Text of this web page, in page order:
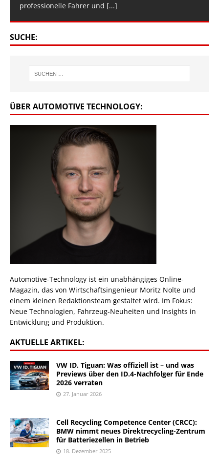
professionelle Fahrer und [...]
SUCHE:
ÜBER AUTOMOTIVE TECHNOLOGY:
Automotive-Technology ist ein unabhängiges Online-
Magazin, das von Wirtschaftsingenieur Moritz Nolte und
einem kleinen Redaktionsteam gestaltet wird. Im Fokus:
Neue Technologien, Fahrzeug-Neuheiten und Insights in
Entwicklung und Produktion.
AKTUELLE ARTIKEL:
VW ID. Tiguan: Was offiziell ist – und was
Previews über den ID.4-Nachfolger für Ende
2026 verraten
27. Januar 2026
Cell Recycling Competence Center (CRCC):
BMW nimmt neues Direktrecycling-Zentrum
für Batteriezellen in Betrieb
18. Dezember 2025